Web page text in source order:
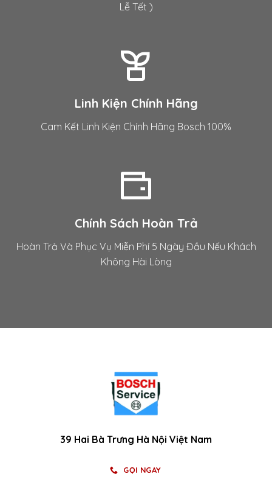
Lễ Tết )
Linh Kiện Chính Hãng
Cam Kết Linh Kiện Chính Hãng Bosch 100%
Chính Sách Hoàn Trả
Hoàn Trả Và Phục Vụ Miễn Phí 5 Ngày Đầu Nếu Khách
Không Hài Lòng
39 Hai Bà Trưng Hà Nội Việt Nam
GỌI NGAY